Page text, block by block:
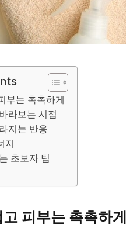
부는 촉촉하게
라보는 시점
지는 반응
지
초보자 팁
피부는 촉촉하게